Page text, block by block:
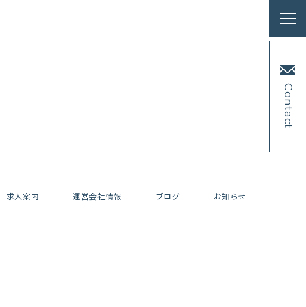
求人案内 運営会社情報 ブログ お知らせ
Contact